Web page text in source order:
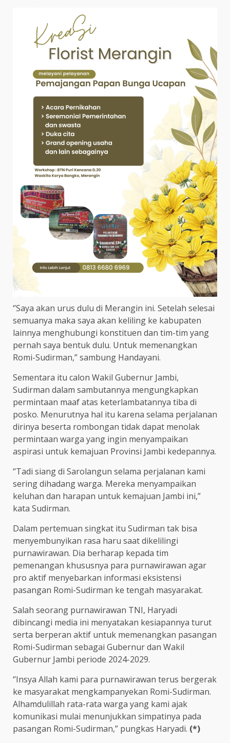
‘’Saya akan urus dulu di Merangin ini. Setelah selesai
semuanya maka saya akan keliling ke kabupaten
lainnya menghubungi konstituen dan tim-tim yang
pernah saya bentuk dulu. Untuk memenangkan
Romi-Sudirman,” sambung Handayani.
Sementara itu calon Wakil Gubernur Jambi,
Sudirman dalam sambutannya mengungkapkan
permintaan maaf atas keterlambatannya tiba di
posko. Menurutnya hal itu karena selama perjalanan
dirinya beserta rombongan tidak dapat menolak
permintaan warga yang ingin menyampaikan
aspirasi untuk kemajuan Provinsi Jambi kedepannya.
‘’Tadi siang di Sarolangun selama perjalanan kami
sering dihadang warga. Mereka menyampaikan
keluhan dan harapan untuk kemajuan Jambi ini,”
kata Sudirman.
Dalam pertemuan singkat itu Sudirman tak bisa
menyembunyikan rasa haru saat dikelilingi
purnawirawan. Dia berharap kepada tim
pemenangan khususnya para purnawirawan agar
pro aktif menyebarkan informasi eksistensi
pasangan Romi-Sudirman ke tengah masyarakat.
Salah seorang purnawirawan TNI, Haryadi
dibincangi media ini menyatakan kesiapannya turut
serta berperan aktif untuk memenangkan pasangan
Romi-Sudirman sebagai Gubernur dan Wakil
Gubernur Jambi periode 2024-2029.
‘’Insya Allah kami para purnawirawan terus bergerak
ke masyarakat mengkampanyekan Romi-Sudirman.
Alhamdulillah rata-rata warga yang kami ajak
komunikasi mulai menunjukkan simpatinya pada
pasangan Romi-Sudirman,” pungkas Haryadi. (*)